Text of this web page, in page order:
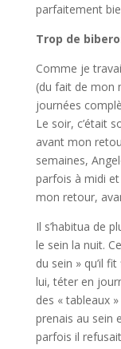
parfaitement
Trop de
Comme je
(du fait de mon
journées
Le soir, c’était
avant mon
semaines,
parfois à midi et
mon retour,
Il s’habitua de
le sein la nuit.
du sein » qu’il
lui, téter en
des « tableaux
prenais au sein
parfois il